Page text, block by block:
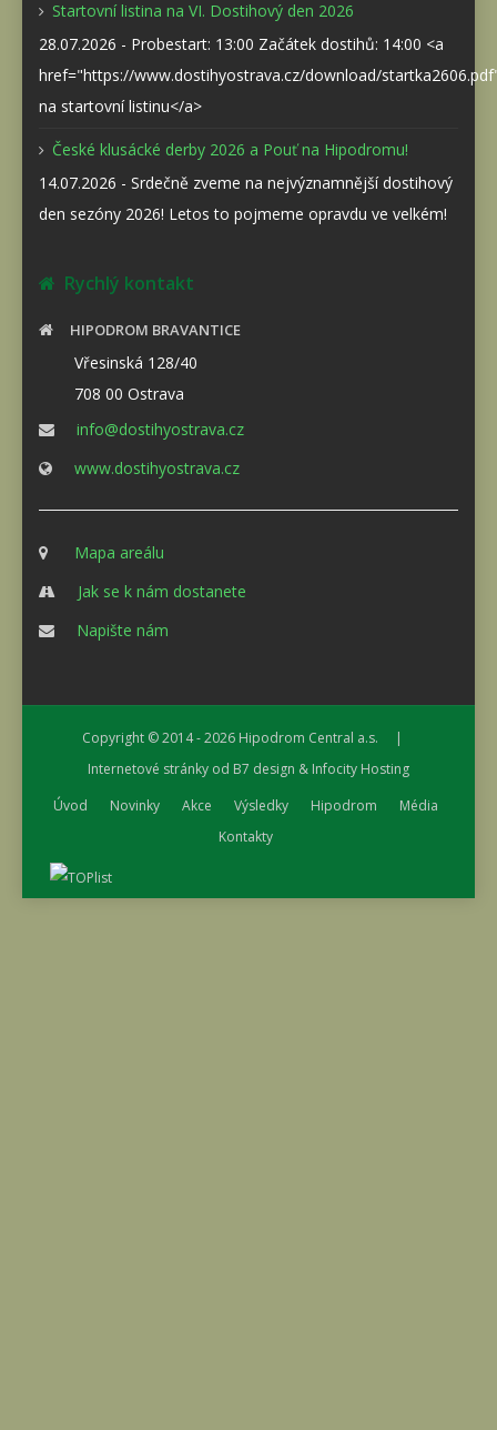
Startovní listina na VI. Dostihový den 2026
28.07.2026 - Probestart: 13:00 Začátek dostihů: 14:00 <a
href="https://www.dostihyostrava.cz/download/
na startovní listinu</a>
České klusácké derby 2026 a Pouť na Hipodromu!
14.07.2026 - Srdečně zveme na nejvýznamnější dostihový
den sezóny 2026! Letos to pojmeme opravdu ve velkém!
Rychlý kontakt
HIPODROM BRAVANTICE
Vřesinská 128/40
708 00 Ostrava
info@dostihyostrava.cz
www.dostihyostrava.cz
Mapa areálu
Jak se k nám dostanete
Napište nám
Copyright © 2014 - 2026 Hipodrom Central a.s. |
Internetové stránky od B7 design & Infocity Hosting
Úvod
Novinky Akce Výsledky Hipodrom
Média
Kontakty